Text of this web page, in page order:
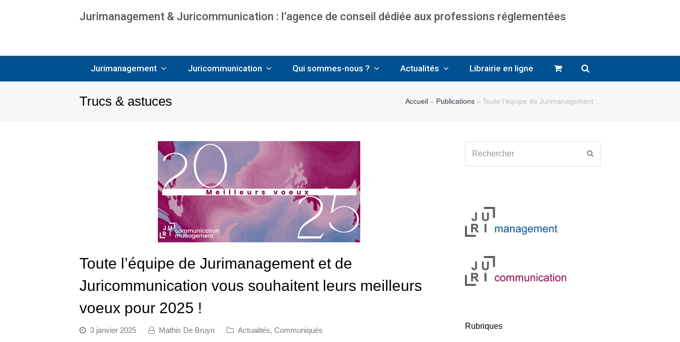
Jurimanagement & Juricommunication : l’agence de conseil dédiée aux professions réglementées
Jurimanagement Juricommunication Qui sommes-nous ? Actualités Librairie en ligne
Trucs & astuces Accueil » Publications » Toute l’équipe de Jurimanagement…
Toute l’équipe de Jurimanagement et de
Juricommunication vous souhaitent leurs meilleurs
voeux pour 2025 !
3 janvier 2025 Mathis De Bruyn Actualités, Communiqués Rubriques